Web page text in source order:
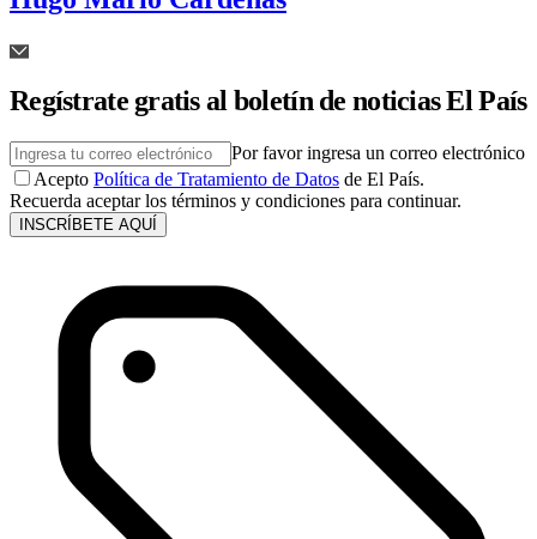
Regístrate gratis al boletín de noticias El País
Por favor ingresa un correo electrónico
Acepto Política de Tratamiento de Datos de El País.
Recuerda aceptar los términos y condiciones para continuar.
INSCRÍBETE AQUÍ